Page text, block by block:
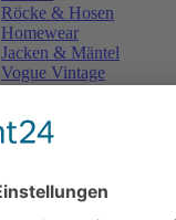
Röcke & Hosen
Homewear
Jacken & Mäntel
Vogue Vintage
Accessoires
Kleider